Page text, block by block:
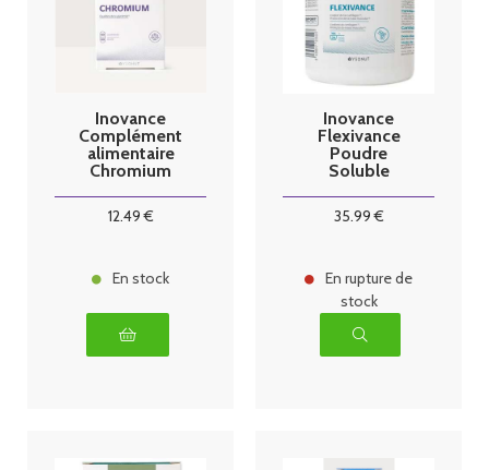
Inovance
Complément
alimentaire
Chromium
12.49€
En stock
Inovance
Flexivance
Poudre
Soluble
35.99€
En rupture de
stock